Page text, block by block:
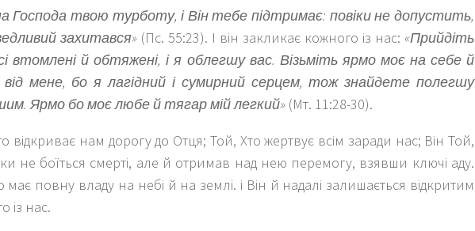
Господа твою турботу, і Він тебе підтримає: повіки не допустить,
захитався» (Пс. 55:23). І він закликає кожного із нас: «Прийдіть
втомлені й обтяжені, і я облегшу вас. Візьміть ярмо моє на себе й
від мене, бо я лагідний і сумирний серцем, тож знайдете полегшу
Ярмо бо моє любе й тягар мій легкий» (Мт. 11:28-30).
відкриває нам дорогу до Отця; Той, Хто жертвує всім заради нас; Він Той,
не боїться смерті, але й отримав над нею перемогу, взявши ключі аду.
має повну владу на небі й на землі. і Він й надалі залишається відкритим
із нас.